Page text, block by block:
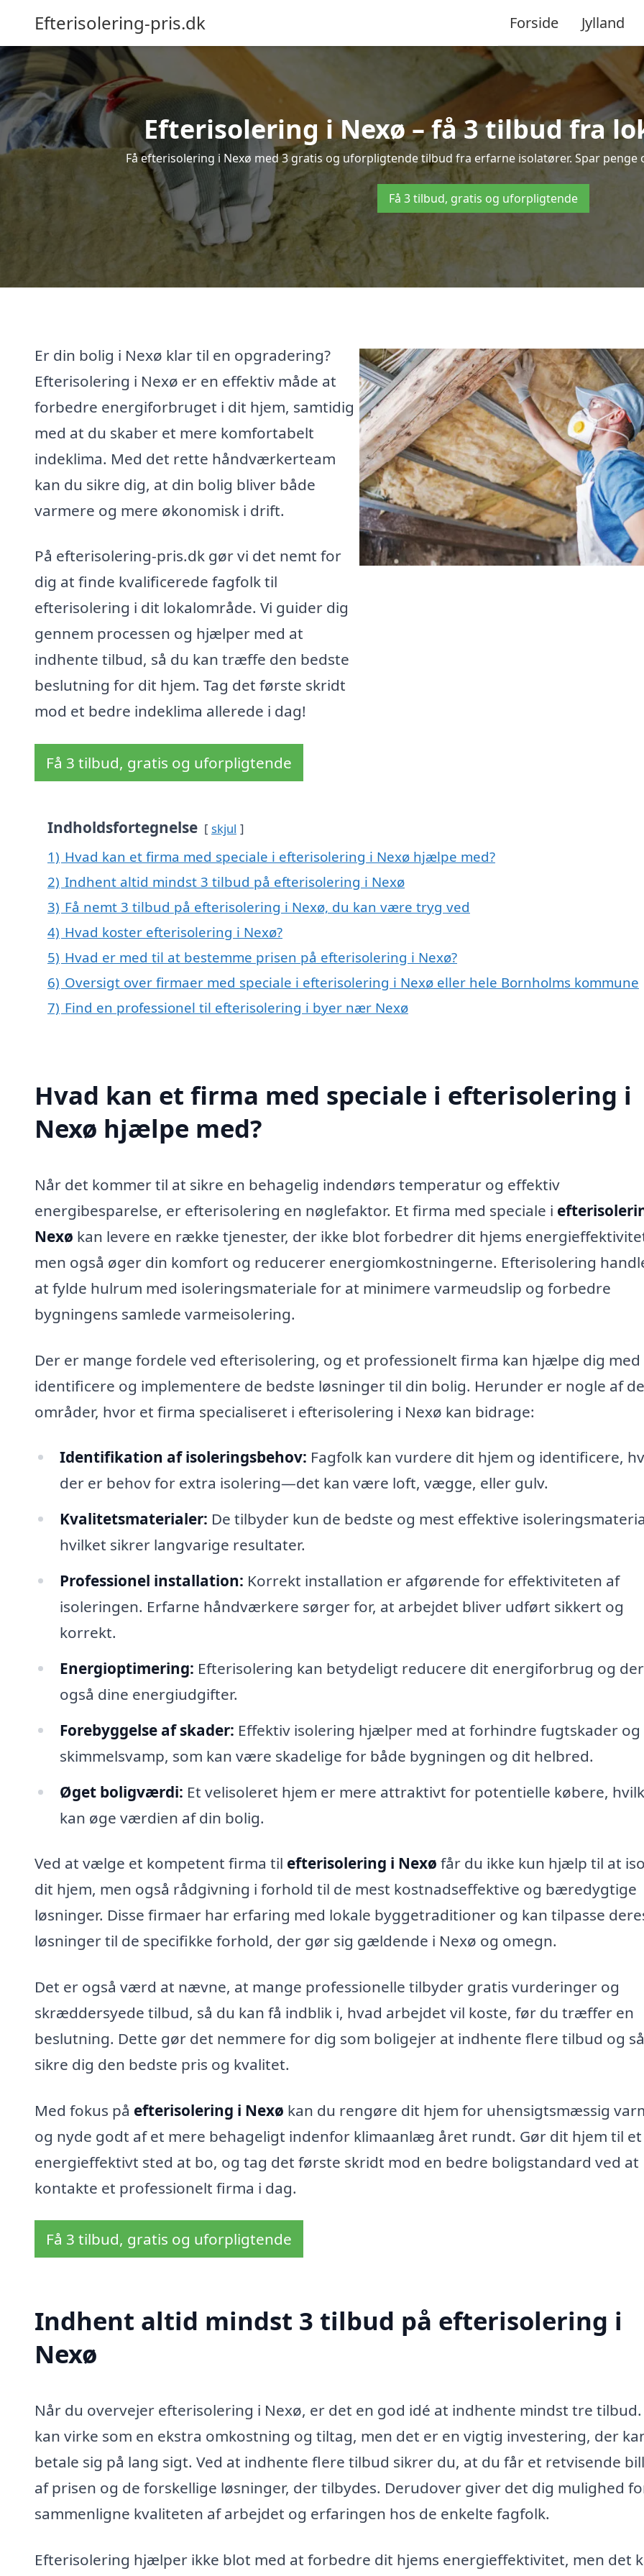
Efterisolering-pris.dk Forside Jylland
Efterisolering i Nexø – få 3 tilbud fra
Få efterisolering i Nexø med 3 gratis og uforpligtende tilbud fra erfarne isolatører. Spar
Få 3 tilbud, gratis og uforpligtende
Er din bolig i Nexø klar til en opgradering?
Efterisolering i Nexø er en effektiv måde at
forbedre energiforbruget i dit hjem, samtidig
med at du skaber et mere komfortabelt
indeklima. Med det rette håndværkerteam
kan du sikre dig, at din bolig bliver både
varmere og mere økonomisk i drift.
På efterisolering-pris.dk gør vi det nemt for
dig at finde kvalificerede fagfolk til
efterisolering i dit lokalområde. Vi guider dig
gennem processen og hjælper med at
indhente tilbud, så du kan træffe den bedste
beslutning for dit hjem. Tag det første skridt
mod et bedre indeklima allerede i dag!
Få 3 tilbud, gratis og uforpligtende
Indholdsfortegnelse skjul
1) Hvad kan et firma med speciale i efterisolering i Nexø hjælpe med?
2) Indhent altid mindst 3 tilbud på efterisolering i Nexø
3) Få nemt 3 tilbud på efterisolering i Nexø, du kan være tryg ved
4) Hvad koster efterisolering i Nexø?
5) Hvad er med til at bestemme prisen på efterisolering i Nexø?
6) Oversigt over firmaer med speciale i efterisolering i Nexø eller hele Bornholms kommune
7) Find en professionel til efterisolering i byer nær Nexø
Hvad kan et firma med speciale i efterisolering i
Nexø hjælpe med?
Når det kommer til at sikre en behagelig indendørs temperatur og effektiv
energibesparelse, er efterisolering en nøglefaktor. Et firma med speciale i
Nexø kan levere en række tjenester, der ikke blot forbedrer dit hjems
men også øger din komfort og reducerer energiomkostningerne. Efterisolering
at fylde hulrum med isoleringsmateriale for at minimere varmeudslip og forbedre
bygningens samlede varmeisolering.
Der er mange fordele ved efterisolering, og et professionelt firma kan hjælpe dig med
identificere og implementere de bedste løsninger til din bolig. Herunder er nogle af de
områder, hvor et firma specialiseret i efterisolering i Nexø kan bidrage:
Identifikation af isoleringsbehov: Fagfolk kan vurdere dit hjem og identificere,
der er behov for extra isolering—det kan være loft, vægge, eller gulv.
Kvalitetsmaterialer: De tilbyder kun de bedste og mest effektive
hvilket sikrer langvarige resultater.
Professionel installation: Korrekt installation er afgørende for effektiviteten af
isoleringen. Erfarne håndværkere sørger for, at arbejdet bliver udført sikkert og
korrekt.
Energioptimering: Efterisolering kan betydeligt reducere dit energiforbrug og
også dine energiudgifter.
Forebyggelse af skader: Effektiv isolering hjælper med at forhindre fugtskader og
skimmelsvamp, som kan være skadelige for både bygningen og dit helbred.
Øget boligværdi: Et velisoleret hjem er mere attraktivt for potentielle købere,
kan øge værdien af din bolig.
Ved at vælge et kompetent firma til efterisolering i Nexø får du ikke kun hjælp til at
dit hjem, men også rådgivning i forhold til de mest kostnadseffektive og bæredygtige
løsninger. Disse firmaer har erfaring med lokale byggetraditioner og kan tilpasse
løsninger til de specifikke forhold, der gør sig gældende i Nexø og omegn.
Det er også værd at nævne, at mange professionelle tilbyder gratis vurderinger og
skræddersyede tilbud, så du kan få indblik i, hvad arbejdet vil koste, før du træffer en
beslutning. Dette gør det nemmere for dig som boligejer at indhente flere tilbud og
sikre dig den bedste pris og kvalitet.
Med fokus på efterisolering i Nexø kan du rengøre dit hjem for uhensigtsmæssig
og nyde godt af et mere behageligt indenfor klimaanlæg året rundt. Gør dit hjem til
energieffektivt sted at bo, og tag det første skridt mod en bedre boligstandard ved at
kontakte et professionelt firma i dag.
Få 3 tilbud, gratis og uforpligtende
Indhent altid mindst 3 tilbud på efterisolering i
Nexø
Når du overvejer efterisolering i Nexø, er det en god idé at indhente mindst tre
kan virke som en ekstra omkostning og tiltag, men det er en vigtig investering, der
betale sig på lang sigt. Ved at indhente flere tilbud sikrer du, at du får et retvisende
af prisen og de forskellige løsninger, der tilbydes. Derudover giver det dig mulighed
sammenligne kvaliteten af arbejdet og erfaringen hos de enkelte fagfolk.
Efterisolering hjælper ikke blot med at forbedre dit hjems energieffektivitet, men det